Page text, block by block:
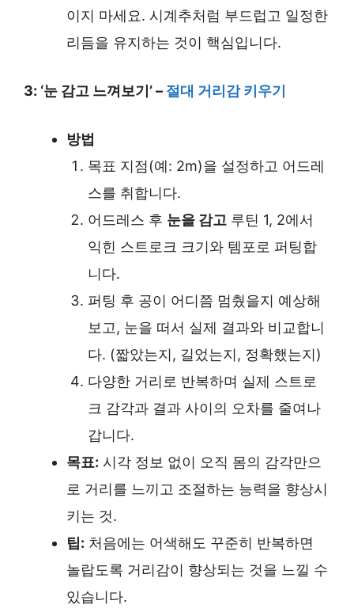
이지 마세요. 시계추처럼 부드럽고 일정한
리듬을 유지하는 것이 핵심입니다.
3: ‘눈 감고 느껴보기’ – 절대 거리감 키우기
방법
목표 지점(예: 2m)을 설정하고 어드레
스를 취합니다.
어드레스 후 눈을 감고 루틴 1, 2에서
익힌 스트로크 크기와 템포로 퍼팅합
니다.
퍼팅 후 공이 어디쯤 멈췄을지 예상해
보고, 눈을 떠서 실제 결과와 비교합니
다. (짧았는지, 길었는지, 정확했는지)
다양한 거리로 반복하며 실제 스트로
크 감각과 결과 사이의 오차를 줄여나
갑니다.
목표: 시각 정보 없이 오직 몸의 감각만으
로 거리를 느끼고 조절하는 능력을 향상시
키는 것.
팁: 처음에는 어색해도 꾸준히 반복하면
놀랍도록 거리감이 향상되는 것을 느낄 수
있습니다.